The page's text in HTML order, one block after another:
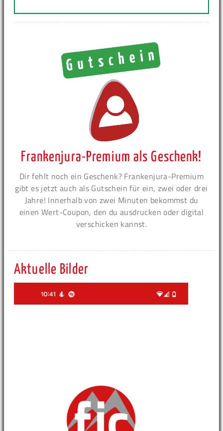
Frankenjura-Premium als Geschenk!
Dir fehlt noch ein Geschenk? Frankenjura-Premium
gibt es jetzt auch als Gutschein für ein, zwei oder drei
Jahre! Innerhalb von zwei Minuten bekommst du
einen Wert-Coupon, den du ausdrucken oder digital
verschicken kannst.
Aktuelle Bilder